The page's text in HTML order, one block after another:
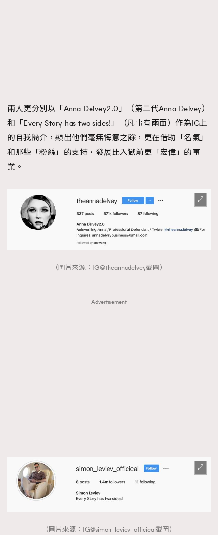
兩人更分別以「Anna Delvey2.0」（第二代Anna Delvey）
和「Every Story has two sides!」（凡事有兩面）作為IG上
的自我簡介，顯出他們毫無悔意之餘，更在借助「名氣」
和那些「粉絲」的支持，發展比入獄前更「宏偉」的事
業。
（圖片來源：IG@theannadelvey截圖）
Advertisement
（圖片來源：IG@simon_leviev_officical截圖）